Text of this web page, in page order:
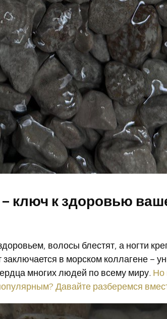
ключ к здоровью
волосы блестят, а ногти
в морском коллагене –
многих людей по всему миру. Но
Давайте разберемся